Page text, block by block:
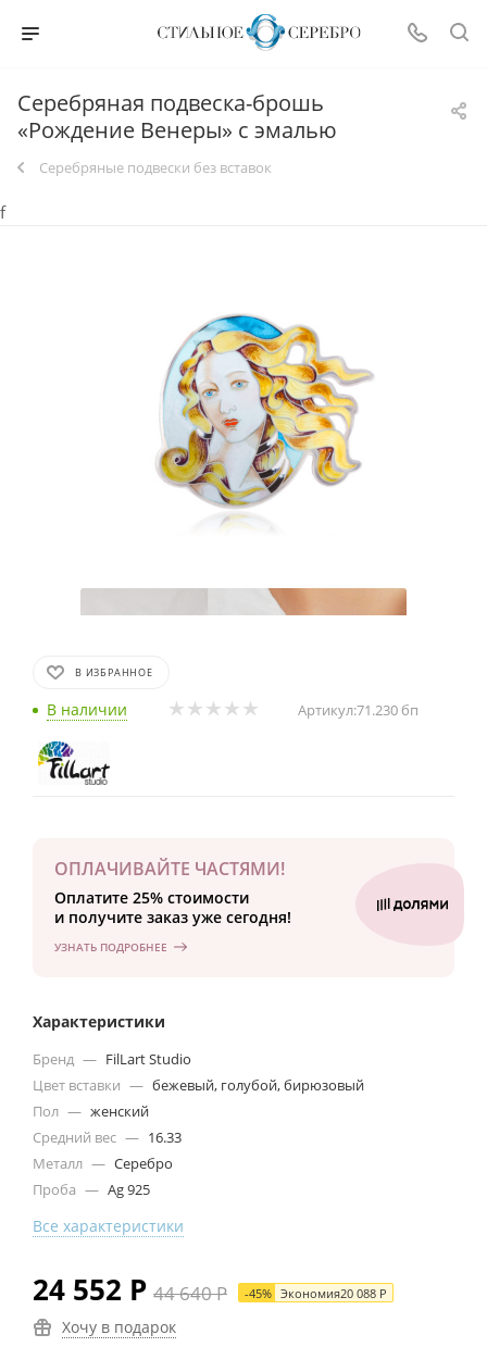
Серебряная подвеска-брошь
«Рождение Венеры» с эмалью
Серебряные подвески без вставок
f
В ИЗБРАННОЕ
В наличии Артикул:71.230 бп
ОПЛАЧИВАЙТЕ ЧАСТЯМИ!
Оплатите 25% стоимости
и получите заказ уже сегодня!
УЗНАТЬ ПОДРОБНЕЕ
Характеристики
Бренд — FilLart Studio
Цвет вставки — бежевый, голубой, бирюзовый
Пол — женский
Средний вес — 16.33
Металл — Серебро
Проба — Ag 925
Все характеристики
24 552 Р 44 640Р -45% Экономия20 088 Р
Хочу в подарок